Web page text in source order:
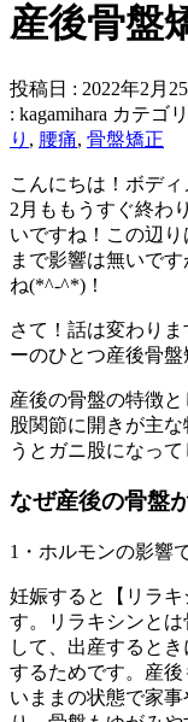
産後骨盤
投稿日 : 2022年2月25
: kagamihara カテゴ
り , 腰痛, 骨盤矯正
こんにちは！ボデ
2月ももうすぐ終わ
いですね！この辺
まで影響は無いで
ね(*^-^*)！
さて！話は変わり
ーのひとつ産後骨盤
産後の骨盤の特徴
股関節に開きが主
うとガニ股になっ
なぜ産後の骨盤
1・ホルモンの影響
妊娠すると【リラ
す。リラキシンと
して、出産すると
するためです。産
いままの状態で家